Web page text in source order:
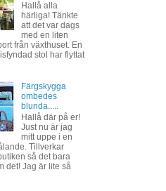
Hallå alla
härliga! Tänkte
att det var dags
med en liten
från växthuset. En
stol har flyttat
Färgskygga
ombedes
blunda.....
Hallå där på er!
Just nu är jag
mitt uppe i en
Tillverkar
så det bara
det! Jag är lite så